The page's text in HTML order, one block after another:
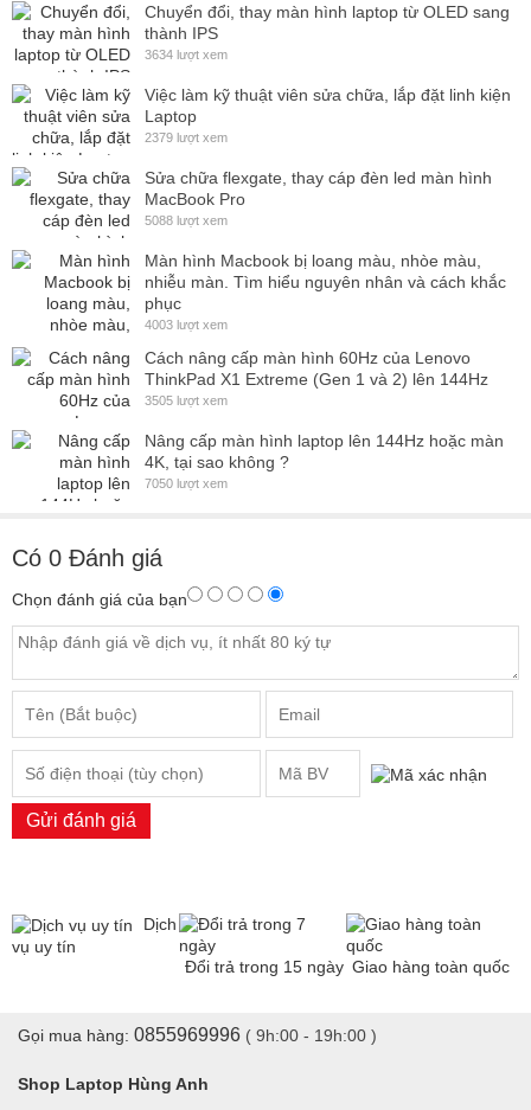
Chuyển đổi, thay màn hình laptop từ OLED sang
thành IPS
3634 lượt xem
Việc làm kỹ thuật viên sửa chữa, lắp đặt linh kiện
Laptop
2379 lượt xem
Sửa chữa flexgate, thay cáp đèn led màn hình
MacBook Pro
5088 lượt xem
Màn hình Macbook bị loang màu, nhòe màu,
nhiễu màn. Tìm hiểu nguyên nhân và cách khắc
phục
4003 lượt xem
Cách nâng cấp màn hình 60Hz của Lenovo
ThinkPad X1 Extreme (Gen 1 và 2) lên 144Hz
3505 lượt xem
Nâng cấp màn hình laptop lên 144Hz hoặc màn
4K, tại sao không ?
7050 lượt xem
Có 0 Đánh giá
Chọn đánh giá của bạn
Gửi đánh giá
Dịch
vụ uy tín
Đổi trả trong 15 ngày Giao hàng toàn quốc
Gọi mua hàng: 0855969996 ( 9h:00 - 19h:00 )
Shop Laptop Hùng Anh